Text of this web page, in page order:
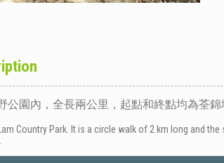
公園內，全長兩公里，起點和終點均為荃
Country Park. It is a circle walk of 2 km long and